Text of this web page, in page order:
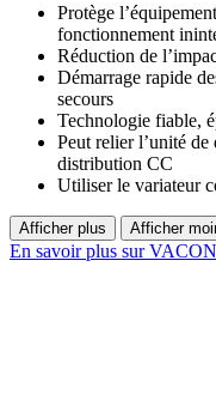
Protège
fonctionnement
Réduction de
Démarrage rapide
secours
Technologie fiable,
Peut relier l’unité
distribution CC
Utiliser le variateur
Afficher plus Afficher
En savoir plus sur